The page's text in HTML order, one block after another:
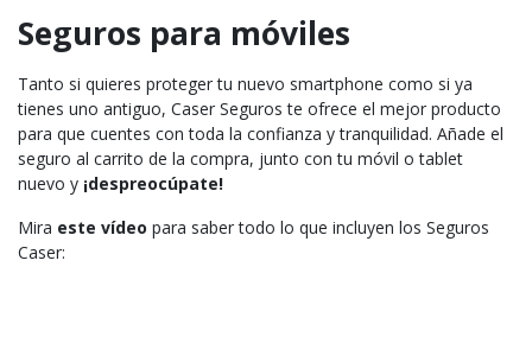
Seguros para móviles
Tanto si quieres proteger tu nuevo smartphone como si ya
tienes uno antiguo, Caser Seguros te ofrece el mejor producto
para que cuentes con toda la confianza y tranquilidad. Añade el
seguro al carrito de la compra, junto con tu móvil o tablet
nuevo y ¡despreocúpate!
Mira este vídeo para saber todo lo que incluyen los Seguros
Caser: